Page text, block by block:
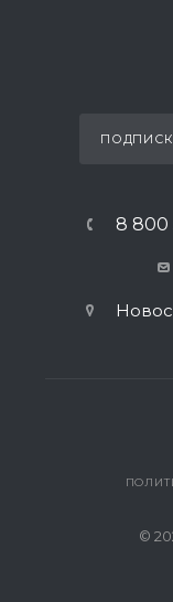
8 800
©